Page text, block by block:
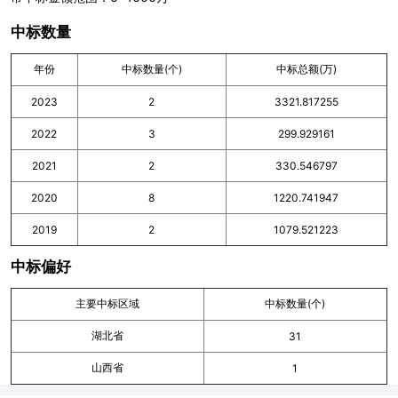
中标数量
年份 中标数量(个) 中标总额(万)
2023 2 3321.817255
2022 3 299.929161
2021 2 330.546797
2020 8 1220.741947
2019 2 1079.521223
中标偏好
主要中标区域 中标数量(个)
湖北省 31
山西省 1